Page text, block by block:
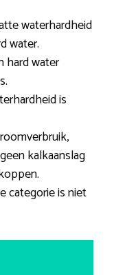
waterhardheid
water.
hard water
is
kalkaanslag
categorie is niet